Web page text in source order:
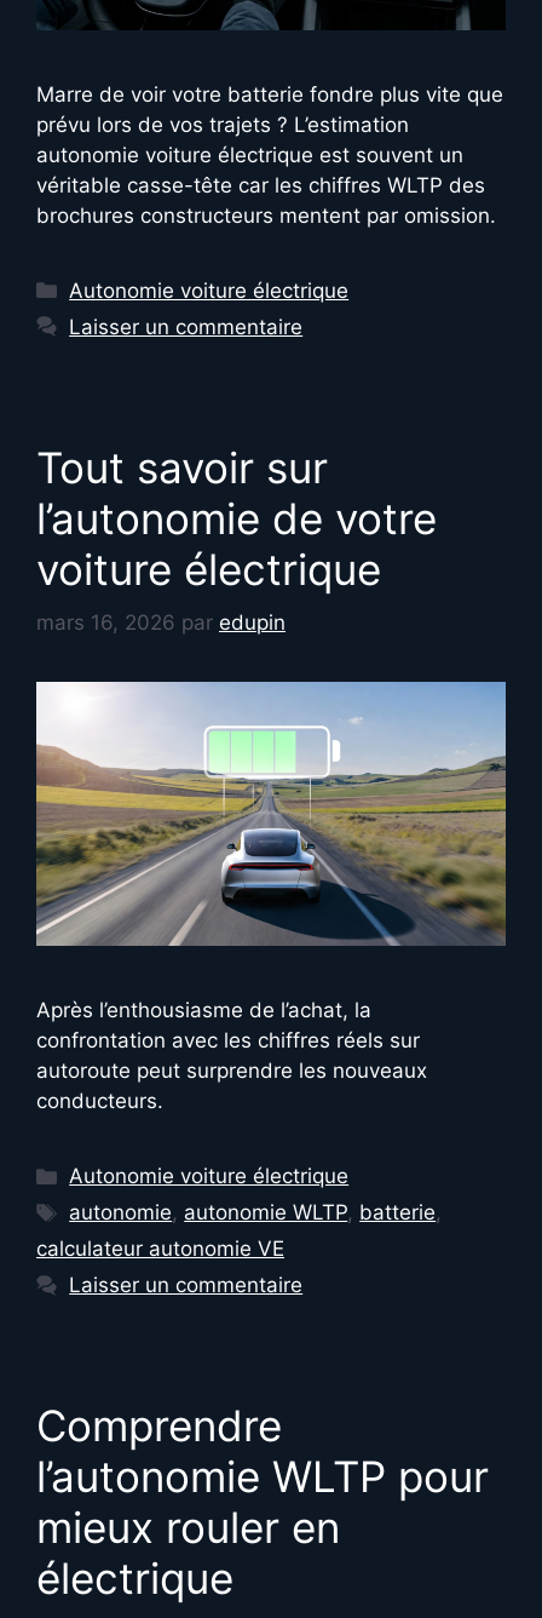
Marre de voir votre batterie fondre plus vite que
prévu lors de vos trajets ? L’estimation
autonomie voiture électrique est souvent un
véritable casse-tête car les chiffres WLTP des
brochures constructeurs mentent par omission.
Catégories
Autonomie voiture électrique
Laisser un commentaire
Tout savoir sur
l’autonomie de votre
voiture électrique
mars 16, 2026 par edupin
Après l’enthousiasme de l’achat, la
confrontation avec les chiffres réels sur
autoroute peut surprendre les nouveaux
conducteurs.
Catégories
Autonomie voiture électrique
Étiquettes
autonomie, autonomie WLTP, batterie,
calculateur autonomie VE
Laisser un commentaire
Comprendre
l’autonomie WLTP pour
mieux rouler en
électrique